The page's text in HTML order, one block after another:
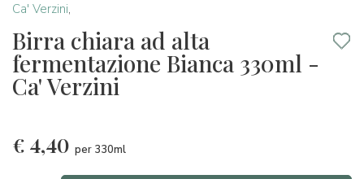
Ca' Verzini,
Birra chiara ad alta
fermentazione Bianca 330ml -
Ca' Verzini
€ 4,40 per 330ml